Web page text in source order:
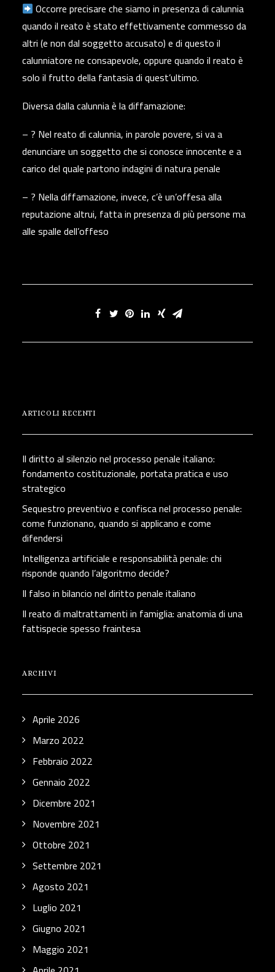
Occorre precisare che siamo in presenza di calunnia
quando il reato è stato effettivamente commesso da
altri (e non dal soggetto accusato) e di questo il
calunniatore ne consapevole, oppure quando il reato è
solo il frutto della fantasia di quest’ultimo.
Diversa dalla calunnia è la diffamazione:
– ?️ Nel reato di calunnia, in parole povere, si va a
denunciare un soggetto che si conosce innocente e a
carico del quale partono indagini di natura penale
– ?️ Nella diffamazione, invece, c’è un’offesa alla
reputazione altrui, fatta in presenza di più persone ma
alle spalle dell’offeso
ARTICOLI RECENTI
Il diritto al silenzio nel processo penale italiano:
fondamento costituzionale, portata pratica e uso
strategico
Sequestro preventivo e confisca nel processo penale:
come funzionano, quando si applicano e come
difendersi
Intelligenza artificiale e responsabilità penale: chi
risponde quando l’algoritmo decide?
Il falso in bilancio nel diritto penale italiano
Il reato di maltrattamenti in famiglia: anatomia di una
fattispecie spesso fraintesa
ARCHIVI
Aprile 2026
Marzo 2022
Febbraio 2022
Gennaio 2022
Dicembre 2021
Novembre 2021
Ottobre 2021
Settembre 2021
Agosto 2021
Luglio 2021
Giugno 2021
Maggio 2021